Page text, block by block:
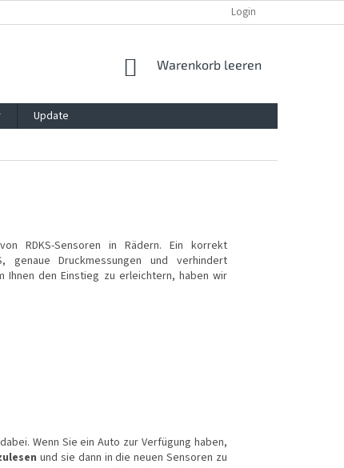
Login
WARENKORB
Warenkorb leeren
Update
RDKS-Sensoren in Rädern. Ein korrekt
Druckmessungen und verhindert
Ihnen den Einstieg zu erleichtern, haben wir
Wenn Sie ein Auto zur Verfügung haben,
und sie dann in die neuen Sensoren zu